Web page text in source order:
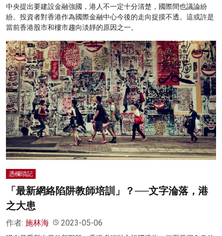
中央提出要建設金融強國，港人不一定十分清楚，國際間也議論紛
紛。投資者對香港作為國際金融中心今後的走向捉摸不透。這或許是
當前香港股市和樓市趨向淡靜的原因之一。
憑欄瑣記
「最新網絡陷阱教師培訓」？──文字淪落，港
之大患
作者: 施林海 2023-05-06